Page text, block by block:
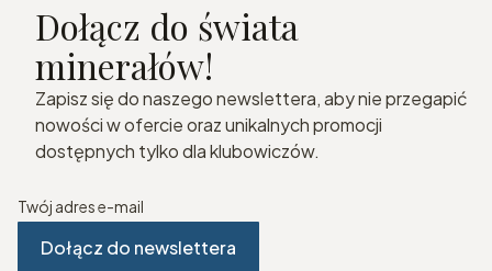
Dołącz do świata
minerałów!
Zapisz się do naszego newslettera, aby nie przegapić
nowości w ofercie oraz unikalnych promocji
dostępnych tylko dla klubowiczów.
Twój adres e-mail
Dołącz do newslettera